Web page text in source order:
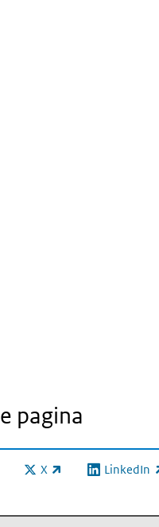
pagina
X
(externe link) LinkedIn
(externe link)